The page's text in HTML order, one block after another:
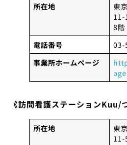
所在地
東
11-
8階
電話番号
03-
事業所ホームページ
《訪問看護ステーションKuu/
所在地
東
11-